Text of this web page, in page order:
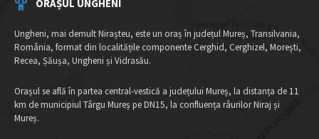
ORAȘUL UNGHENI
Ungheni, mai demult Nirașteu, este un oraș în județul Mureș, Transilvania,
România, format din localitățile componente Cerghid, Cerghizel, Morești,
Recea, Șăușa, Ungheni și Vidrasău.
Orașul se află în partea central-vestică a județului Mureș, la distanța de 11
km de municipiul Târgu Mureș pe DN15, la confluența râurilor Niraj și
Mureș.